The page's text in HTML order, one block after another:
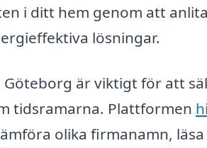
i ditt hem genom att
lösningar.
är viktigt för att
tidsramarna. Plattformen
olika firmanamn,